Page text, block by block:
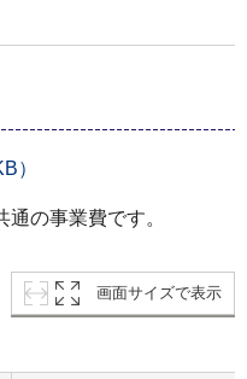
）
の事業費です。
画面サイズで表示